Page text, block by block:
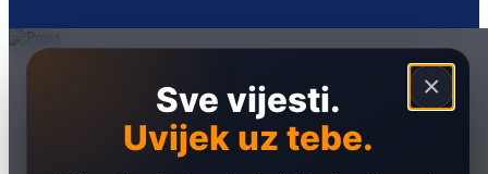
×
Sve vijesti.
Uvijek uz tebe.